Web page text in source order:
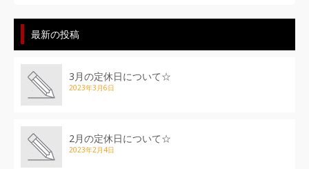
最新の投稿
3月の定休日について☆
2023年3月6日
2月の定休日について☆
2023年2月4日